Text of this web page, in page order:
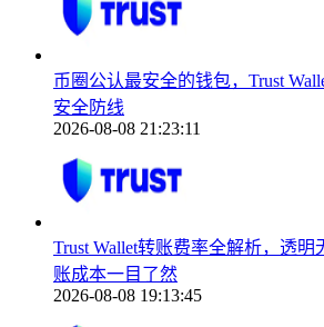
币圈公认最安全的钱包，Trust
安全防线
2026-08-08 21:23:11
Trust Wallet转账费率全解析，透
账成本一目了然
2026-08-08 19:13:45